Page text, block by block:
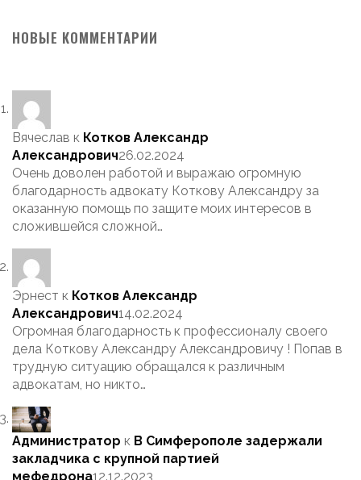
НОВЫЕ КОММЕНТАРИИ
Вячеслав к Котков Александр
Александрович26.02.2024
Очень доволен работой и выражаю огромную
благодарность адвокату Коткову Александру за
оказанную помощь по защите моих интересов в
сложившейся сложной…
Эрнест к Котков Александр
Александрович14.02.2024
Огромная благодарность к профессионалу своего
дела Коткову Александру Александровичу ! Попав в
трудную ситуацию обращался к различным
адвокатам, но никто…
Администратор к В Симферополе задержали
закладчика с крупной партией
мефедрона12.12.2023